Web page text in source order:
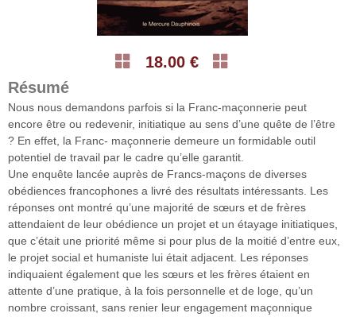
18.00 €
Résumé
Nous nous demandons parfois si la Franc-maçonnerie peut
encore être ou redevenir, initiatique au sens d’une quête de l’être
? En effet, la Franc- maçonnerie demeure un formidable outil
potentiel de travail par le cadre qu’elle garantit.
Une enquête lancée auprès de Francs-maçons de diverses
obédiences francophones a livré des résultats intéressants. Les
réponses ont montré qu’une majorité de sœurs et de frères
attendaient de leur obédience un projet et un étayage initiatiques,
que c’était une priorité même si pour plus de la moitié d’entre eux,
le projet social et humaniste lui était adjacent. Les réponses
indiquaient également que les sœurs et les frères étaient en
attente d’une pratique, à la fois personnelle et de loge, qu’un
nombre croissant, sans renier leur engagement maçonnique